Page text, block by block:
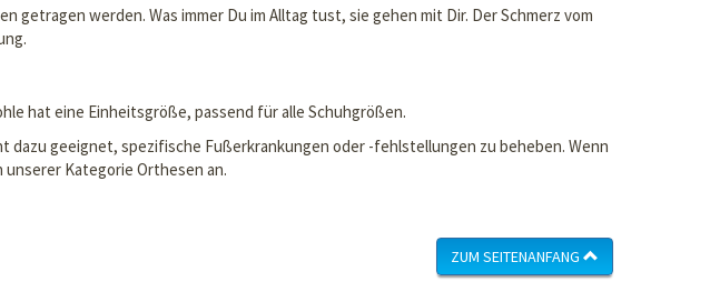
werden. Was immer Du im Alltag tust, sie gehen mit Dir. Der Schmerz vom
hat eine Einheitsgröße, passend für alle Schuhgrößen.
dazu geeignet, spezifische Fußerkrankungen oder -fehlstellungen zu beheben. Wenn
Kategorie Orthesen an.
ZUM SEITENANFANG